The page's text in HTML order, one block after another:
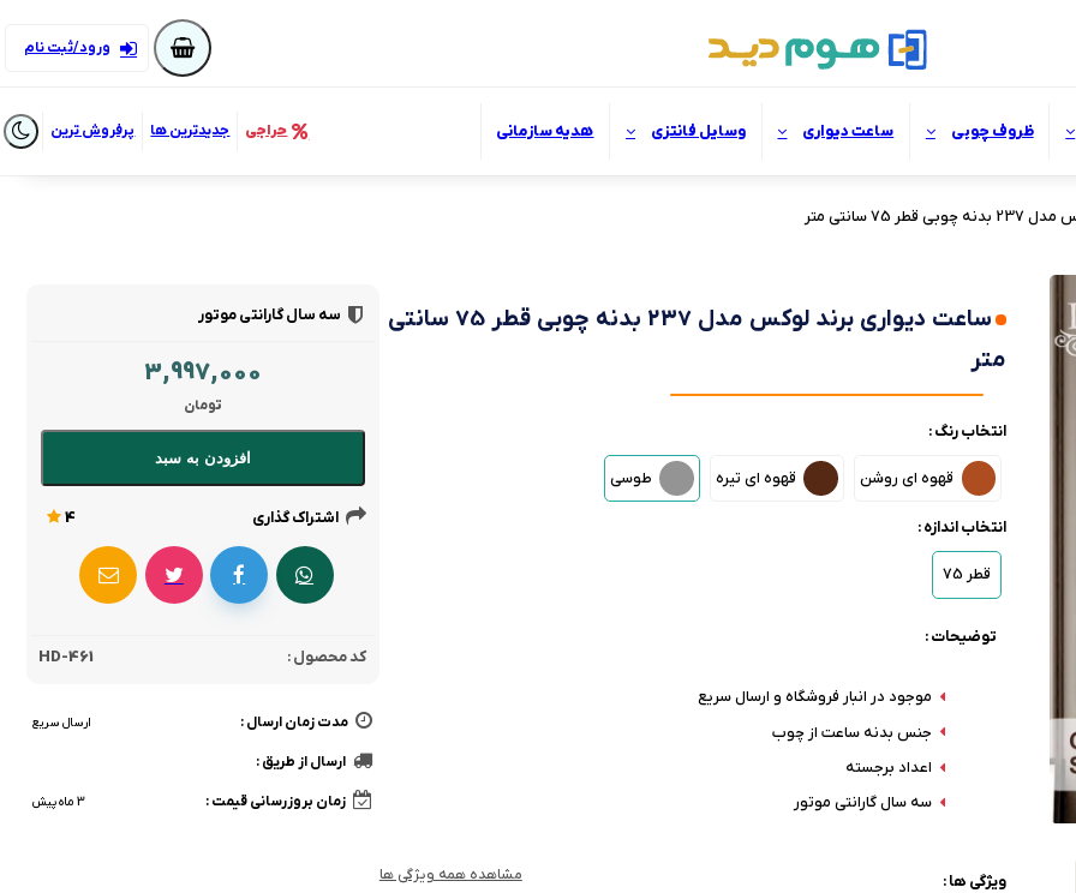
ورود/ثبت نام
ظروف چوبی ساعت دیواری وسایل فانتزی هدیه سازمانی حراجی جدیدترین ها پرفروش ترین
75 سانتی متر
ساعت دیواری برند لوکس مدل 237 بدنه چوبی قطر 75 سانتی
متر
انتخاب رنگ :
قهوه ای روشن قهوه ای تیره طوسی
انتخاب اندازه :
قطر 75
توضیحات :
موجود در انبار فروشگاه و ارسال سریع
جنس بدنه ساعت از چوب
اعداد برجسته
سه سال گارانتی موتور
ویژگی ها : مشاهده همه ویژگی ها
سه سال گارانتی موتور
3,997,000
تومان
افزودن به سبد
اشتراک گذاری 4
کد محصول : HD-461
مدت زمان ارسال : ارسال سریع
ارسال از طریق :
زمان بروزرسانی قیمت : 3 ماه پیش